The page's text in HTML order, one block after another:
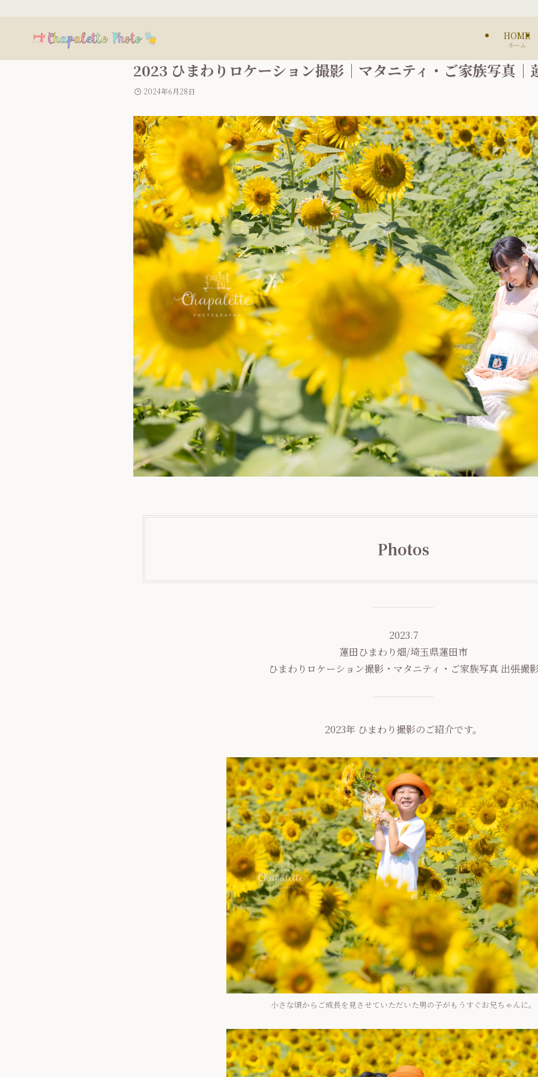
HOME
ホーム
2023 ひまわりロケーション撮影｜マタニティ・ご家族写真｜
2024年6月28日
Photos
2023.7
蓮田ひまわり畑/埼玉県蓮田市
ひまわりロケーション撮影・マタニティ・ご家族写真 出張撮
2023年 ひまわり撮影のご紹介です。
小さな頃からご成長を見させていただいた男の子がもうすぐお兄ちゃんに。